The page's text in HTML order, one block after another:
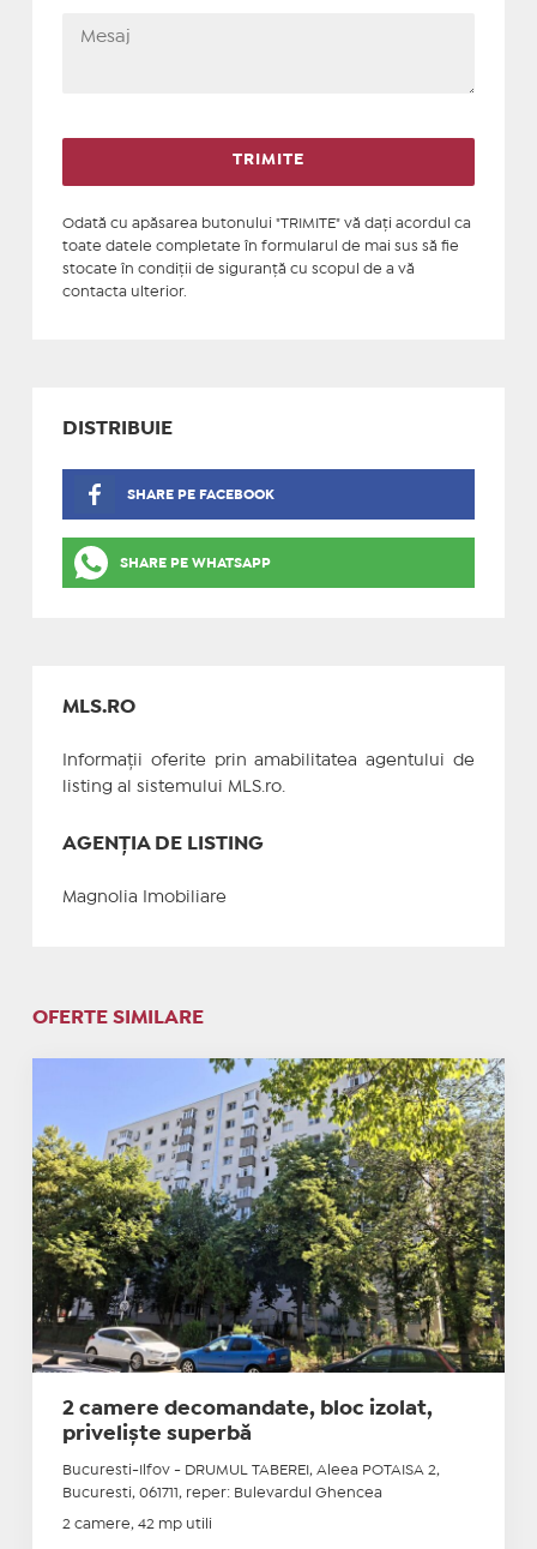
Odată cu apăsarea butonului "TRIMITE" vă daţi acordul ca
toate datele completate în formularul de mai sus să fie
stocate în condiţii de siguranţă cu scopul de a vă
contacta ulterior.
DISTRIBUIE
SHARE PE FACEBOOK
SHARE PE WHATSAPP
MLS.RO
Informații oferite prin amabilitatea agentului de
listing al sistemului MLS.ro.
AGENȚIA DE LISTING
Magnolia Imobiliare
OFERTE SIMILARE
2 camere decomandate, bloc izolat,
priveliște superbă
Bucuresti-Ilfov - DRUMUL TABEREI, Aleea POTAISA 2,
Bucuresti, 061711, reper: Bulevardul Ghencea
2 camere, 42 mp utili